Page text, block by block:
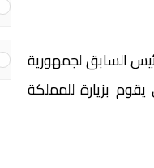
السابق لجمهورية
بزيارة للمملكة